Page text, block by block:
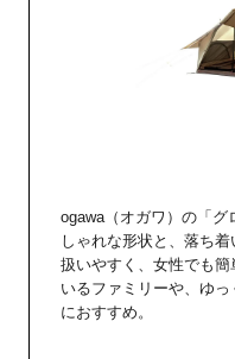
ogawa（オガワ）の「グ
しゃれな形状と、落ち
扱いやすく、女性でも
いるファミリーや、ゆ
におすすめ。